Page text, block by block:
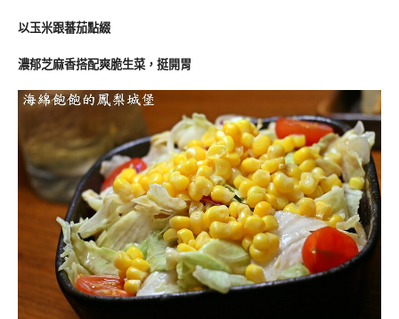
以玉米跟蕃茄點綴
濃郁芝麻香搭配爽脆生菜，挺開胃